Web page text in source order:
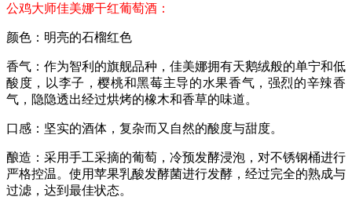
公鸡大师佳美娜干红葡萄酒：
颜色：明亮的石榴红色
香气：作为智利的旗舰品种，佳美娜拥有天鹅绒般的单宁和低
酸度，以李子，樱桃和黑莓主导的水果香气，强烈的辛辣香
气，隐隐透出经过烘烤的橡木和香草的味道。
口感：坚实的酒体，复杂而又自然的酸度与甜度。
酿造：采用手工采摘的葡萄，冷预发酵浸泡，对不锈钢桶进行
严格控温。使用苹果乳酸发酵菌进行发酵，经过完全的熟成与
过滤，达到最佳状态。